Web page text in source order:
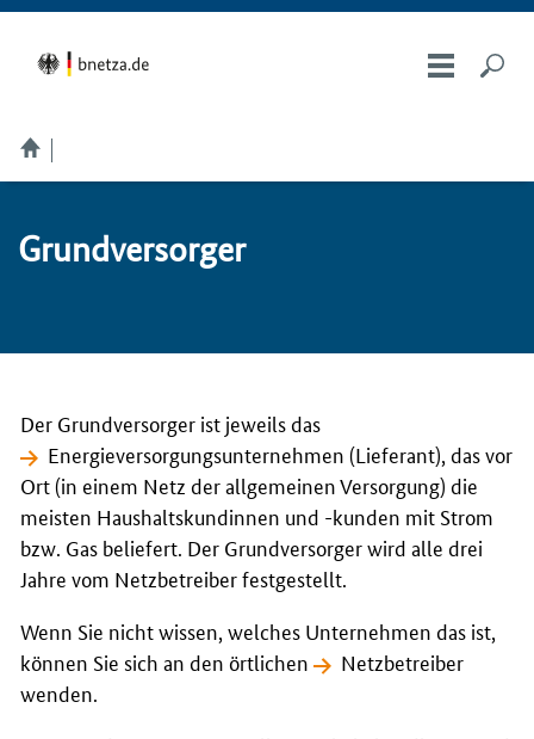
Grund­ver­sor­ger
Der Grundversorger ist jeweils das
Energieversorgungsunternehmen (Lieferant), das vor
Ort (in einem Netz der allgemeinen Versorgung) die
meisten Haushaltskundinnen und -kunden mit Strom
bzw. Gas beliefert. Der Grundversorger wird alle drei
Jahre vom Netzbetreiber festgestellt.
Wenn Sie nicht wissen, welches Unternehmen das ist,
können Sie sich an den örtlichen
Netzbetreiber
wenden.